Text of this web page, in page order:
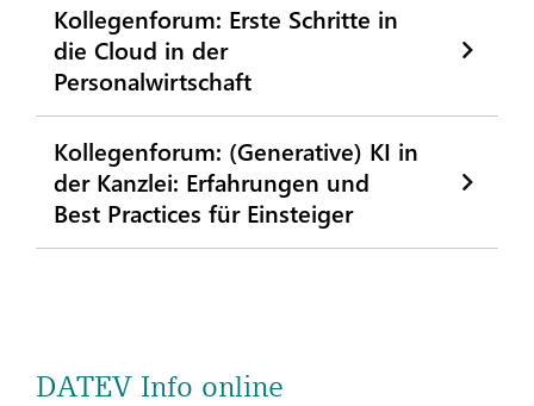
Kollegenforum: Erste Schritte in
die Cloud in der
Personalwirtschaft
Kollegenforum: (Generative) KI in
der Kanzlei: Erfahrungen und
Best Practices für Einsteiger
DATEV Info online